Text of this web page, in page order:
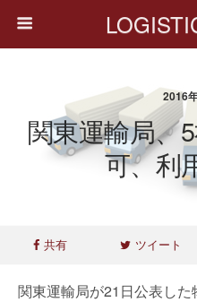
2016
関東運輸局、
可、利
共有 ツイート
関東運輸局が21日公表し